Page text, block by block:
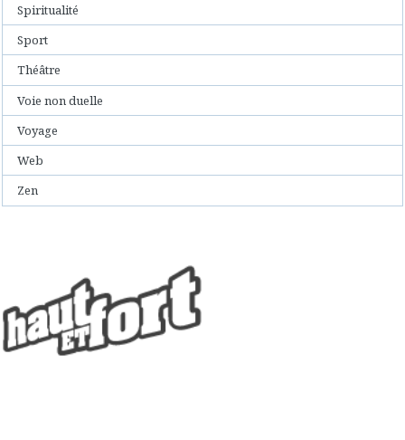
Spiritualité
Sport
Théâtre
Voie non duelle
Voyage
Web
Zen